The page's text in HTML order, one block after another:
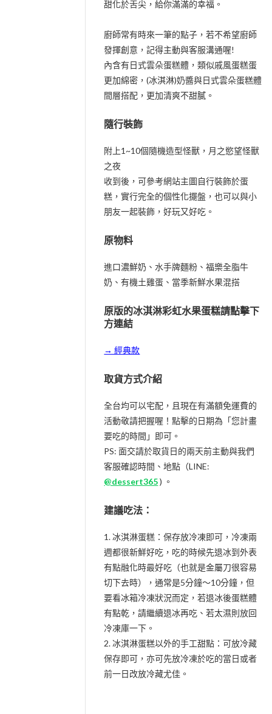
甜化於舌尖，給你滿滿的幸福。
廚師常有時來一筆的點子，若不希望廚師
發揮創意，記得主動與客服溝通喔!
內含有日式雲朵蛋糕體，類似戚風蛋糕蛋
更加綿密，(冰淇淋)奶醬與日式雲朵蛋糕體
間層搭配，更加清爽不甜膩。
隨行裝飾
附上1~10個隨機造型怪獸，月之慾望怪獸
之夜
收到後，可參考網站主圖自行裝飾於蛋
糕，實行完全的個性化擺盤，也可以與小
朋友一起裝飾，好玩又好吃。
原物料
進口濃鮮奶、水手牌麵粉、福樂全脂牛
奶、有機土雞蛋、當季新鮮水果混搭
原版的冰淇淋彩虹水果蛋糕請點擊下
方連結
→ 經典款
取貨方式介紹
全台均可以宅配，且現在有滿額免運費的
活動敬請把握喔！點擊的日期為「您計畫
要吃的時間」即可。
PS: 面交請於取貨日的兩天前主動與我們
客服確認時間、地點（LINE:
@dessert365) 。
建議吃法：
1. 冰淇淋蛋糕：保存放冷凍即可，冷凍兩
週都很新鮮好吃，吃的時候先退冰到外表
有點融化時最好吃（也就是金屬刀很容易
切下去時），通常是5分鐘～10分鐘，但
要看冰箱冷凍狀況而定，若退冰後蛋糕體
有點乾，請繼續退冰再吃、若太濕則放回
冷凍庫一下。
2. 冰淇淋蛋糕以外的手工甜點：可放冷藏
保存即可，亦可先放冷凍於吃的當日或者
前一日改放冷藏尤佳。